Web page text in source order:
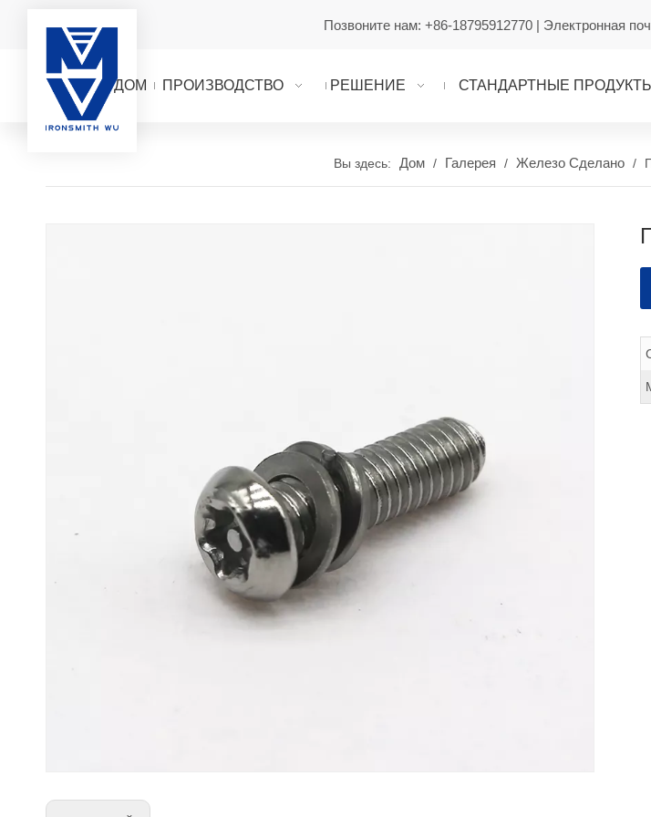
Позвоните нам: +86-18795912770 | Электронная
ДОМ ПРОИЗВОДСТВО РЕШЕНИЕ СТАНДАРТНЫЕ ПРОДУКТЫ
Вы здесь: Дом / Галерея / Железо Сделано /